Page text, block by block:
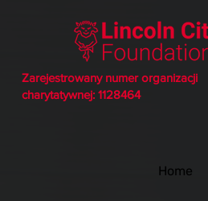
Zarejestrowany numer organizacji
charytatywnej: 1128464
Home